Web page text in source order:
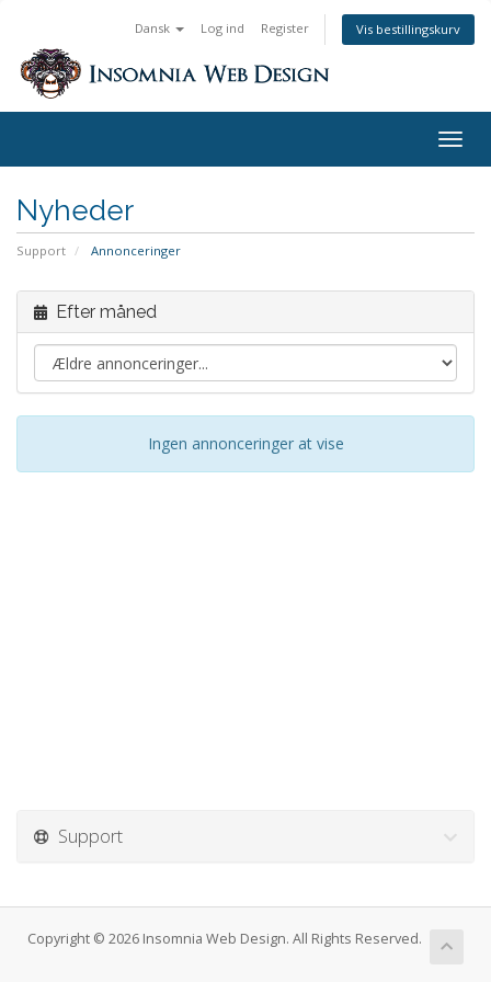
Dansk Log ind Register Vis bestillingskurv
Nyheder
Support Annonceringer
Efter måned
Ingen annonceringer at vise
Support
Copyright © 2026 Insomnia Web Design. All Rights Reserved.